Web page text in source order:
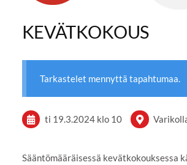
KEVÄTKOKOUS
Tarkastelet mennyttä tapahtumaa.
ti 19.3.2024 klo 10
Sääntömääräisessä kevätkokouksessa